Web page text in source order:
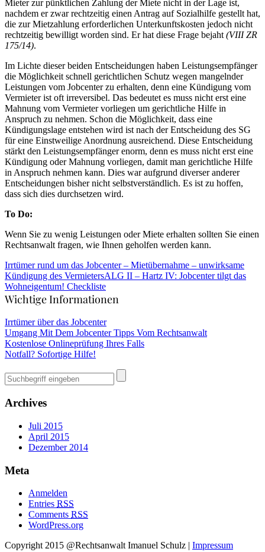
Mieter zur pünktlichen Zahlung der Miete nicht in der Lage ist,
nachdem er zwar rechtzeitig einen Antrag auf Sozialhilfe gestellt hat,
die zur Mietzahlung erforderlichen Unterkunftskosten jedoch nicht
rechtzeitig bewilligt worden sind. Er hat diese Frage bejaht (VIII ZR
175/14).
Im Lichte dieser beiden Entscheidungen haben Leistungsempfänger
die Möglichkeit schnell gerichtlichen Schutz wegen mangelnder
Leistungen vom Jobcenter zu erhalten, denn eine Kündigung vom
Vermieter ist oft irreversibel. Das bedeutet es muss nicht erst eine
Mahnung vom Vermieter vorliegen um gerichtliche Hilfe in
Anspruch zu nehmen. Schon die Möglichkeit, dass eine
Kündigungslage entstehen wird ist nach der Entscheidung des SG
für eine Einstweilige Anordnung ausreichend. Diese Entscheidung
stärkt den Leistungsempfänger enorm, denn es muss nicht erst eine
Kündigung oder Mahnung vorliegen, damit man gerichtliche Hilfe
in Anspruch nehmen kann. Dies war aufgrund diverser anderer
Entscheidungen bisher nicht selbstverständlich. Es ist zu hoffen,
dass sich dies durchsetzen wird.
To Do:
Wenn Sie zu wenig Leistungen oder Miete erhalten sollten Sie einen
Rechtsanwalt fragen, wie Ihnen geholfen werden kann.
Irrtümer rund um das Jobcenter – Mietübernahme – unwirksame
Kündigung des VermietersALG II – Hartz IV: Jobcenter tilgt das
Wohneigentum! Checkliste
Wichtige Informationen
Irrtümer über das Jobcenter
Umgang Mit Dem Jobcenter Tipps Vom Rechtsanwalt
Kostenlose Onlineprüfung Ihres Falls
Notfall? Sofortige Hilfe!
Archives
Juli 2015
April 2015
Dezember 2014
Meta
Anmelden
Entries RSS
Comments RSS
WordPress.org
Copyright 2015 @Rechtsanwalt Imanuel Schulz | Impressum